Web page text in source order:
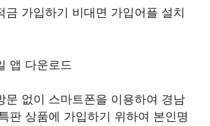
금 가입하기 비대면 가입어플 설치
앱 다운로드
문 없이 스마트폰을 이용하여 경남
판 상품에 가입하기 위하여 본인명